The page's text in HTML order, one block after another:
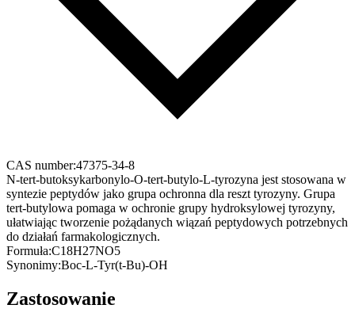
CAS number:47375-34-8
N-tert-butoksykarbonylo-O-tert-butylo-L-tyrozyna jest stosowana w
syntezie peptydów jako grupa ochronna dla reszt tyrozyny. Grupa
tert-butylowa pomaga w ochronie grupy hydroksylowej tyrozyny,
ułatwiając tworzenie pożądanych wiązań peptydowych potrzebnych
do działań farmakologicznych.
Formuła:C18H27NO5
Synonimy:Boc-L-Tyr(t-Bu)-OH
Zastosowanie